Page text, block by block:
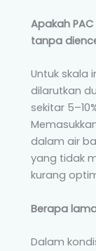
Apakah
tanpa
Untuk skala
dilarutkan
sekitar
dalam air
yang tidak
kurang
Berapa
Dalam